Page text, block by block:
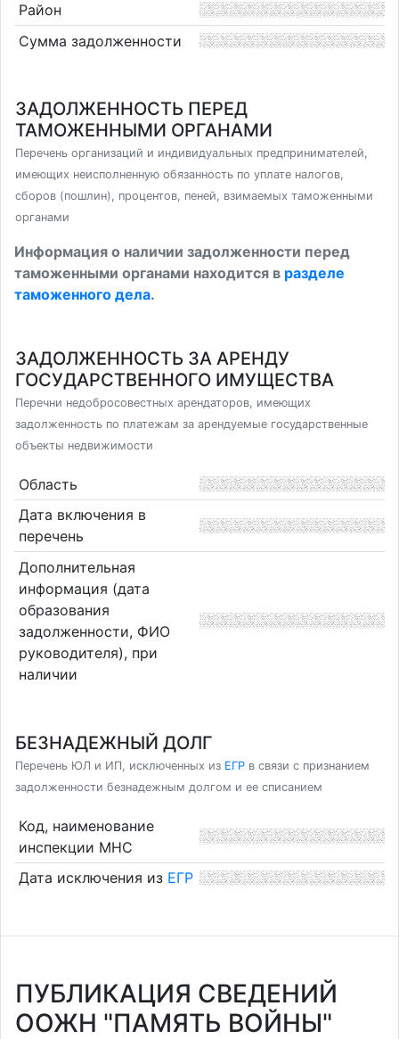
Район
Сумма задолженности
ЗАДОЛЖЕННОСТЬ ПЕРЕД
ТАМОЖЕННЫМИ ОРГАНАМИ
Перечень организаций и индивидуальных предпринимателей,
имеющих неисполненную обязанность по уплате налогов,
сборов (пошлин), процентов, пеней, взимаемых таможенными
органами
Информация о наличии задолженности перед
таможенными органами находится в разделе
таможенного дела.
ЗАДОЛЖЕННОСТЬ ЗА АРЕНДУ
ГОСУДАРСТВЕННОГО ИМУЩЕСТВА
Перечни недобросовестных арендаторов, имеющих
задолженность по платежам за арендуемые государственные
объекты недвижимости
Область
Дата включения в
перечень
Дополнительная
информация (дата
образования
задолженности, ФИО
руководителя), при
наличии
БЕЗНАДЕЖНЫЙ ДОЛГ
Перечень ЮЛ и ИП, исключенных из ЕГР в связи с признанием
задолженности безнадежным долгом и ее списанием
Код, наименование
инспекции МНС
Дата исключения из ЕГР
ПУБЛИКАЦИЯ СВЕДЕНИЙ
ООЖН "ПАМЯТЬ ВОЙНЫ"